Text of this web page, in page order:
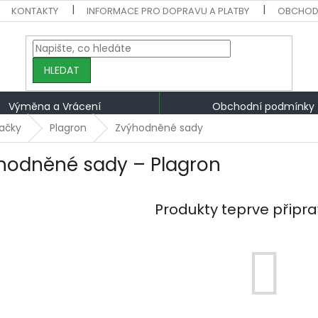
KONTAKTY INFORMACE PRO DOPRAVU A PLATBY
HLEDAT
Výměna a Vrácení Obchodní podmínky
Plagron Zvýhodněné sady
sady – Plagron
Produkty teprve